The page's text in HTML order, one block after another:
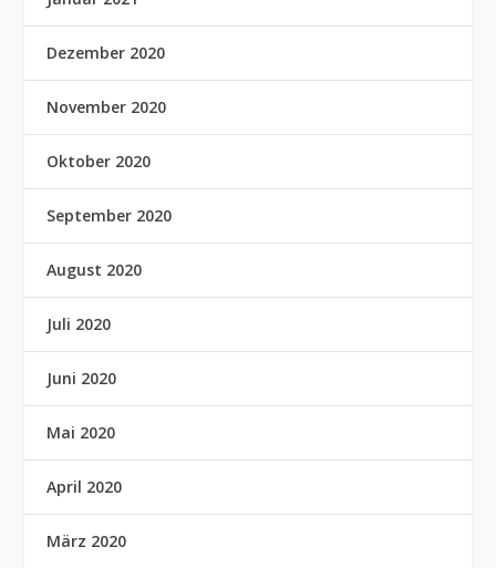
Dezember 2020
November 2020
Oktober 2020
September 2020
August 2020
Juli 2020
Juni 2020
Mai 2020
April 2020
März 2020